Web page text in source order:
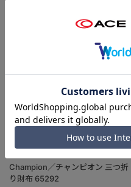
Champion／チャンピオン 三つ折
り財布 65292